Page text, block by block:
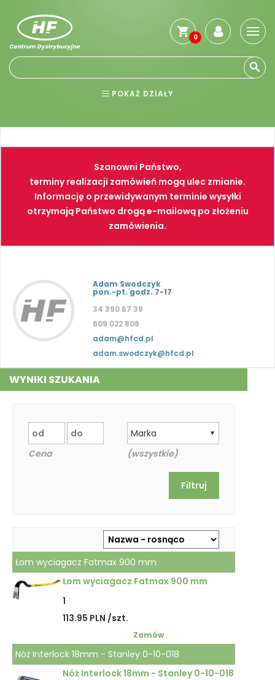
Centrum Dystrybucyjne
0
POKAŻ DZIAŁY
NARZĘDZIA SPAWALNICTWO
FARBY PNEUMATYKA
Szanowni Państwo,
terminy realizacji zamówień mogą ulec zmianie.
Informację o przewidywanym terminie wysyłki
otrzymają Państwo drogą e-mailową po złożeniu
zamówienia.
Adam Swodczyk
pon.-pt. godz. 7-17
34 390 67 38
609 022 808
adam@hfcd.pl
adam.swodczyk@hfcd.pl
WYNIKI SZUKANIA
Cena
▼
Marka
(wszystkie)
Łom wyciagacz Fatmax 900 mm
Łom wyciagacz Fatmax 900 mm
1
113.95 PLN /szt.
Zamów
Nóż Interlock 18mm - Stanley 0-10-018
Nóż Interlock 18mm - Stanley 0-10-018